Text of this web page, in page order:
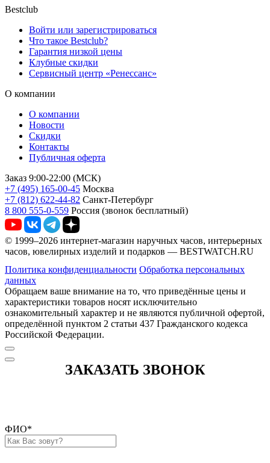
Bestclub
Войти или зарегистрироваться
Что такое Bestclub?
Гарантия низкой цены
Клубные скидки
Сервисный центр «Ренессанс»
О компании
О компании
Новости
Скидки
Контакты
Публичная оферта
Заказ 9:00-22:00 (МСК)
+7 (495) 165-00-45 Москва
+7 (812) 622-44-82 Санкт-Петербург
8 800 555-0-559 Россия (звонок бесплатный)
© 1999–2026 интернет-магазин наручных часов, интерьерных
часов, ювелирных изделий и подарков — BESTWATCH.RU
Политика конфиденциальности Обработка персональных
данных
Обращаем ваше внимание на то, что приведённые цены и
характеристики товаров носят исключительно
ознакомительный характер и не являются публичной офертой,
определённой пунктом 2 статьи 437 Гражданского кодекса
Российской Федерации.
ЗАКАЗАТЬ ЗВОНОК
ФИО*